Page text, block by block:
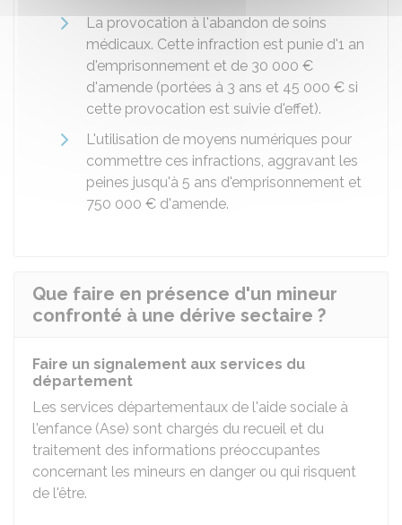
La provocation à l'abandon de soins
médicaux. Cette infraction est punie d'1 an
d'emprisonnement et de 30 000 €
d'amende (portées à 3 ans et 45 000 € si
cette provocation est suivie d'effet).
L'utilisation de moyens numériques pour
commettre ces infractions, aggravant les
peines jusqu'à 5 ans d'emprisonnement et
750 000 € d'amende.
Que faire en présence d'un mineur
confronté à une dérive sectaire ?
Faire un signalement aux services du
département
Les services départementaux de l'aide sociale à
l'enfance (Ase) sont chargés du recueil et du
traitement des informations préoccupantes
concernant les mineurs en danger ou qui risquent
de l'être.